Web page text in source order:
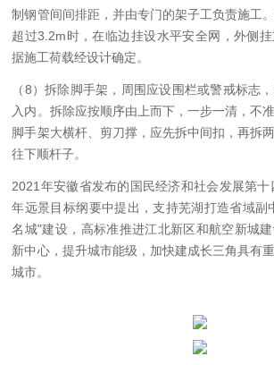
制钢管间间排距，并由专门的架子工负责施工
超过3.2m时，在临边挂设水平安全网，外侧
据施工荷载经设计确定。
（8）拆除脚手架，周围应设围栏或警戒标志
入内。拆除应按顺序由上而下，一步一清，不
脚手架大横杆、剪刀撑，应先拆中间扣，再拆
往下顺杆子。
2021年安徽省发布的国民经济和社会发展第
年远景目标纲要中提出，支持芜湖打造省域副
名城"建设，高标准推进江北新区和航空新城
新中心，提升城市能级，加快建成长三角具有
城市。